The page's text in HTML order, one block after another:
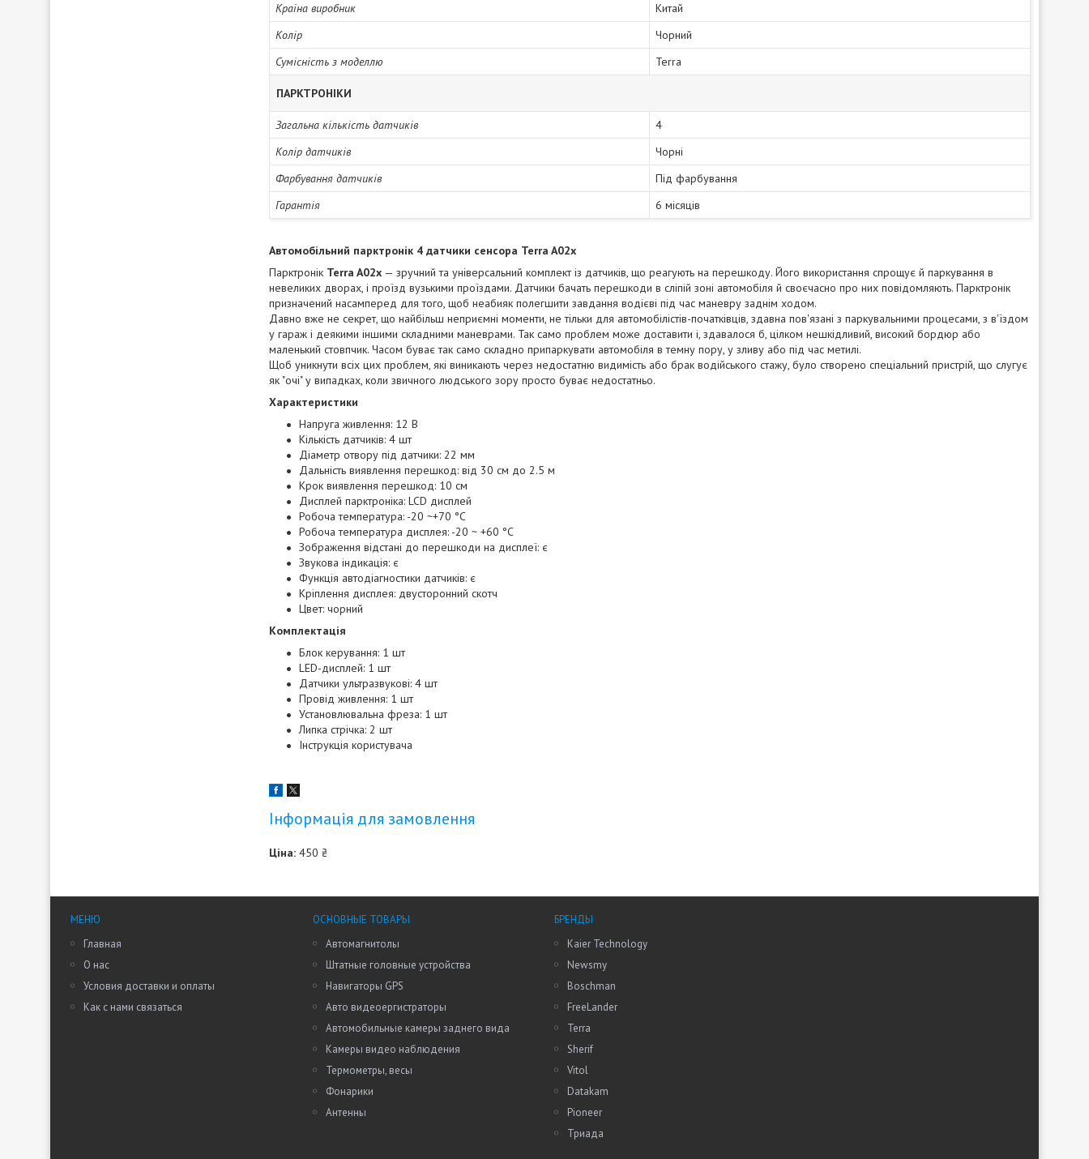
Країна виробник
Китай
Колір
Чорний
Сумісність з моделлю
Terra
ПАРКТРОНІКИ
Загальна кількість датчиків
4
Колір датчиків
Чорні
Фарбування датчиків
Під фарбування
Гарантія
6 місяців
Автомобільний парктронік 4 датчики сенсора Terra A02x
Парктронік Terra A02x — зручний та універсальний комплект із датчиків, що реагують на перешкоду. Його використання спрощує й паркування в
невеликих дворах, і проїзд вузькими проїздами. Датчики бачать перешкоди в сліпій зоні автомобіля й своєчасно про них повідомляють. Парктронік
призначений насамперед для того, щоб неабияк полегшити завдання водієві під час маневру заднім ходом.
Давно вже не секрет, що найбільш неприємні моменти, не тільки для автомобілістів-початківців, здавна пов'язані з паркувальними процесами, з в'їздом
у гараж і деякими іншими складними маневрами. Так само проблем може доставити і, здавалося б, цілком нешкідливий, високий бордюр або
маленький стовпчик. Часом буває так само складно припаркувати автомобіля в темну пору, у зливу або під час метилі.
Щоб уникнути всіх цих проблем, які виникають через недостатню видимість або брак водійського стажу, було створено спеціальний пристрій, що слугує
як "очі" у випадках, коли звичного людського зору просто буває недостатньо.
Характеристики
Напруга живлення: 12 В
Кількість датчиків: 4 шт
Діаметр отвору під датчики: 22 мм
Дальність виявлення перешкод: від 30 см до 2.5 м
Крок виявлення перешкод: 10 см
Дисплей парктроніка: LCD дисплей
Робоча температура: -20 ~+70 °С
Робоча температура дисплея: -20 ~ +60 °C
Зображення відстані до перешкоди на дисплеї: є
Звукова індикація: є
Функція автодіагностики датчиків: є
Кріплення дисплея: двусторонний скотч
Цвет: чорний
Комплектація
Блок керування: 1 шт
LED-дисплей: 1 шт
Датчики ультразвукові: 4 шт
Провід живлення: 1 шт
Установлювальна фреза: 1 шт
Липка стрічка: 2 шт
Інструкція користувача
Інформація для замовлення
Ціна: 450 ₴
МЕНЮ
Главная
О нас
Условия доставки и оплаты
Как с нами связаться
ОСНОВНЫЕ ТОВАРЫ
Автомагнитолы
Штатные головные устройства
Навигаторы GPS
Авто видеоергистраторы
Автомобильные камеры заднего вида
Камеры видео наблюдения
Термометры, весы
Фонарики
Антенны
БРЕНДЫ
Kaier Technology
Newsmy
Boschman
FreeLander
Terra
Sherif
Vitol
Datakam
Pioneer
Триада